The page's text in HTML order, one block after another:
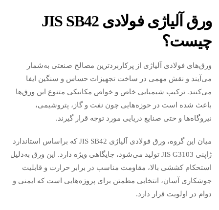
ورق آلیاژی فولادی
چیست؟
ورق‌های فولادی آلیاژی از پرکاربردترین مصالح صنعتی به‌شمار
می‌آیند و نقش مهمی در ساخت تجهیزات حساس و سنگین ایفا
می‌کنند. ترکیب شیمیایی خاص و خواص مکانیکی متنوع این ورق‌ها
باعث شده است در حوزه‌هایی چون نفت و گاز، پتروشیمی،
نیروگاه‌ها و حتی صنایع دریایی مورد توجه قرار گیرند.
میان این گروه، ورق فولادی آلیاژی JIS SB42 که براساس استاندارد
ژاپنی JIS G3103 تولید می‌شود، جایگاهی ویژه دارد. این ورق به‌دلیل
استحکام کششی بالا، مقاومت مناسب در برابر حرارت و قابلیت
جوشکاری آسان، انتخابی مطمئن برای پروژه‌هایی است که ایمنی و
دوام در اولویت قرار دارد.